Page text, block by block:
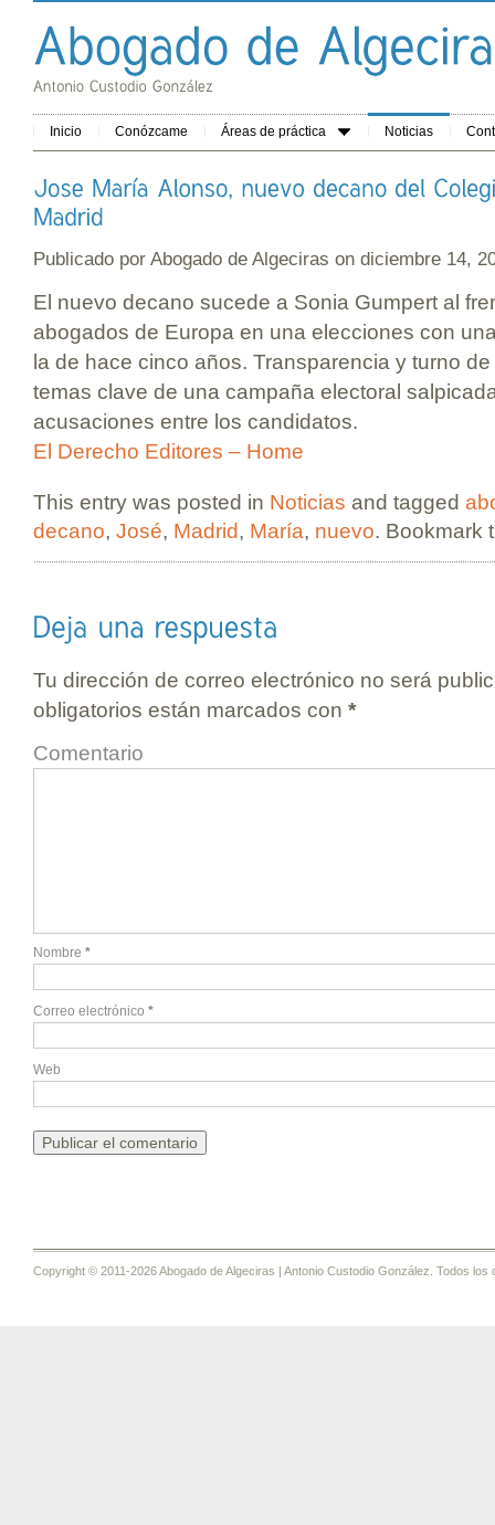
Inicio Conózcame Áreas de práctica Noticias
Publicado por Abogado de Algeciras on diciembre 14,
El nuevo decano sucede a Sonia Gumpert al
abogados de Europa en una elecciones con
la de hace cinco años. Transparencia y turno
temas clave de una campaña electoral
acusaciones entre los candidatos.
El Derecho Editores – Home
This entry was posted in Noticias and tagged
decano, José, Madrid, María, nuevo. Bookmark
Tu dirección de correo electrónico no será
obligatorios están marcados con *
Comentario
Nombre *
Correo electrónico *
Web
Copyright © 2011-2026 Abogado de Algeciras | Antonio Custodio González. Todos